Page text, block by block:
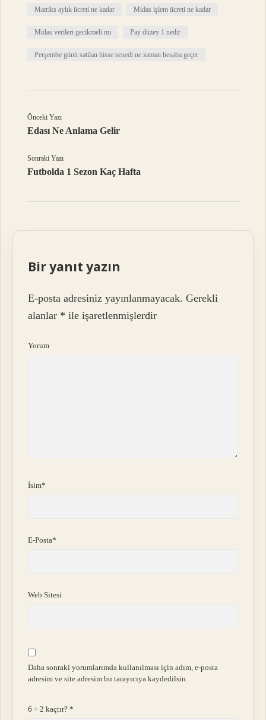
Matriks aylık ücreti ne kadar Midas işlem ücreti ne kadar
Midas verileri gecikmeli mi Pay düzey 1 nedir
Perşembe günü satilan hisse senedi ne zaman hesaba geçer
Önceki Yazı
Edası Ne Anlama Gelir
Sonraki Yazı
Futbolda 1 Sezon Kaç Hafta
Bir yanıt yazın
E-posta adresiniz yayınlanmayacak. Gerekli
alanlar * ile işaretlenmişlerdir
Yorum
İsim*
E-Posta*
Web Sitesi
Daha sonraki yorumlarımda kullanılması için adım, e-posta
adresim ve site adresim bu tarayıcıya kaydedilsin.
6 + 2 kaçtır?*